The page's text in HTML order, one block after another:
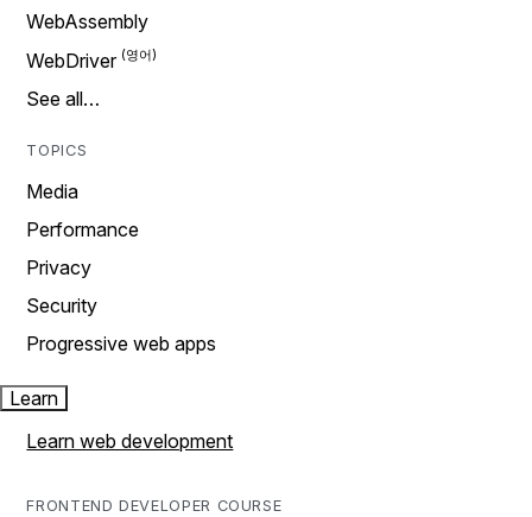
WebAssembly
WebDriver
See all…
TOPICS
Media
Performance
Privacy
Security
Progressive web apps
Learn
Learn web development
FRONTEND DEVELOPER COURSE